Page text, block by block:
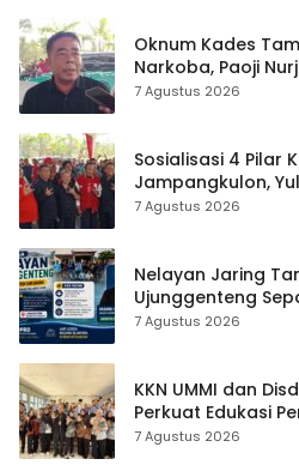
Oknum Kades
Narkoba, Paoji
Calon Kades
7 Agustus 2026
Sosialisasi 4 Pilar
Jampangkulon,
Pentingnya
7 Agustus 2026
Nelayan Jaring
Ujunggenteng
Penangkapan
7 Agustus 2026
KKN UMMI dan
Perkuat Edukasi
Remaja di SMPN 2
7 Agustus 2026